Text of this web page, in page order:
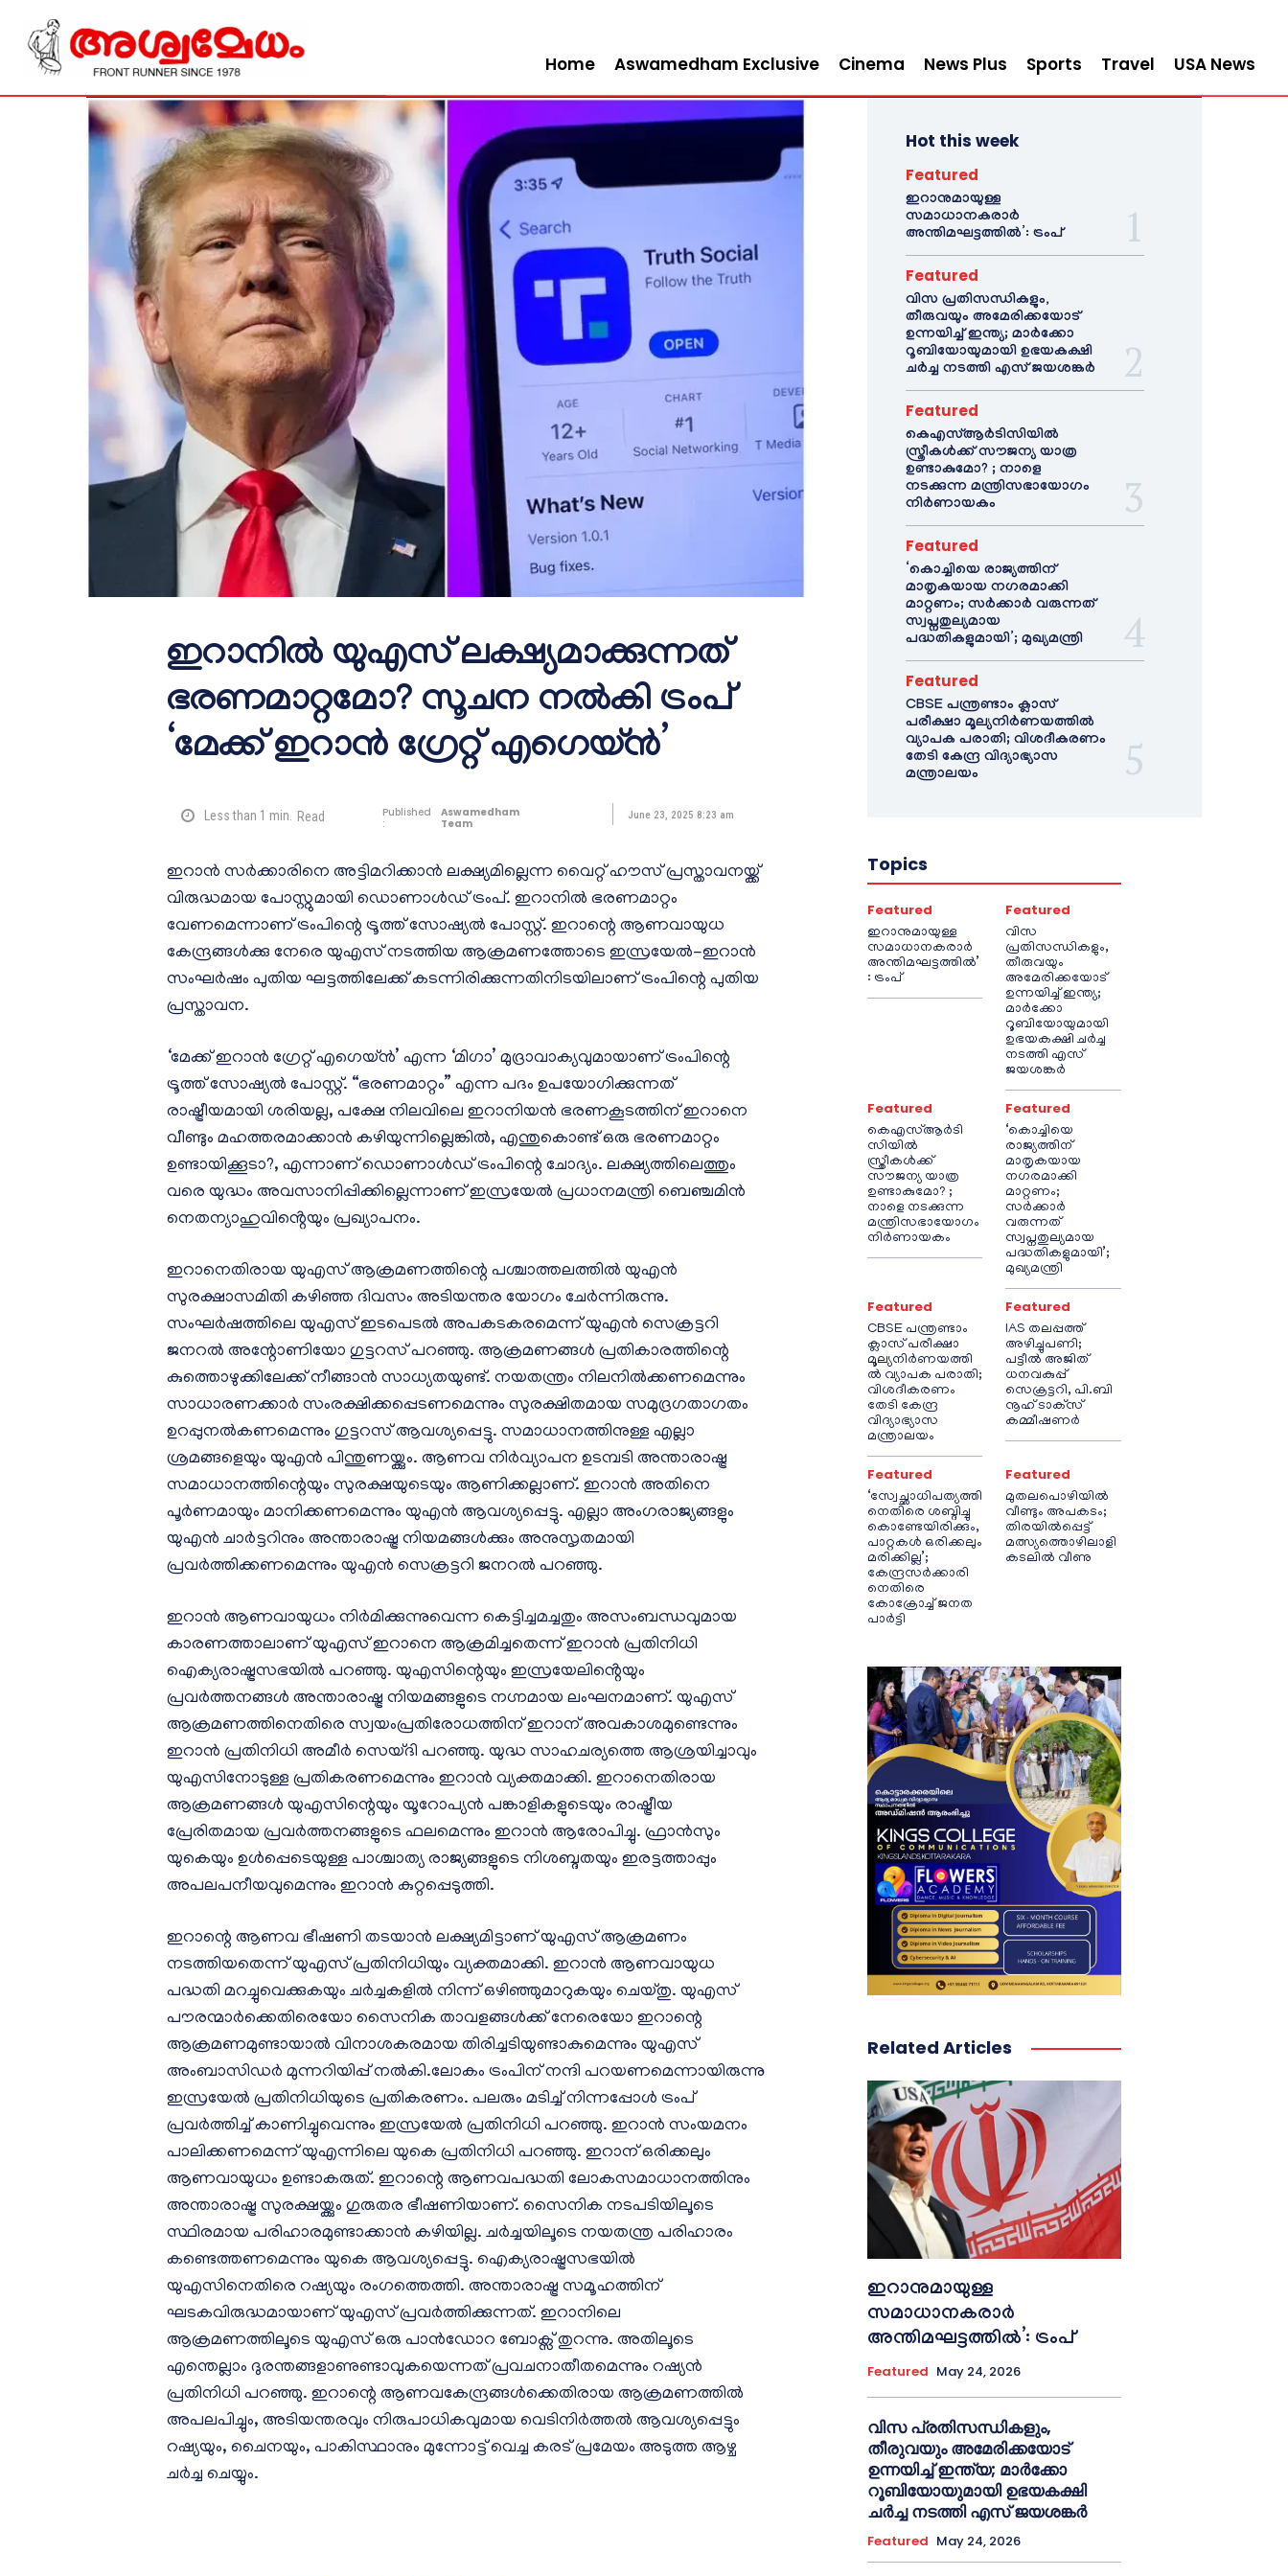
Home Aswamedham Exclusive Cinema News Plus Sports Travel USA News
ഇറാനില്‍ യുഎസ് ലക്ഷ്യമാക്കുന്നത്
ഭരണമാറ്റമോ? സൂചന നല്‍കി ട്രംപ്
‘മേക്ക് ഇറാൻ ഗ്രേറ്റ് എഗെയ്ൻ’
Less than 1 min. Read
Published
:
Aswamedham
Team
June 23, 2025 8:23 am
ഇറാൻ സർക്കാരിനെ അട്ടിമറിക്കാൻ ലക്ഷ്യമില്ലെന്ന വൈറ്റ് ഹൗസ് പ്രസ്താവനയ്ക്ക്
വിരുദ്ധമായ പോസ്റ്റുമായി ഡൊണാൾഡ് ട്രംപ്. ഇറാനിൽ ഭരണമാറ്റം
വേണമെന്നാണ് ട്രംപിന്റെ ട്രൂത്ത് സോഷ്യൽ പോസ്റ്റ്. ഇറാന്റെ ആണവായുധ
കേന്ദ്രങ്ങള്‍ക്കു നേരെ യുഎസ് നടത്തിയ ആക്രമണത്തോടെ ഇസ്രയേല്‍-ഇറാന്‍
സംഘര്‍ഷം പുതിയ ഘട്ടത്തിലേക്ക് കടന്നിരിക്കുന്നതിനിടയിലാണ് ട്രംപിന്റെ പുതിയ
പ്രസ്താവന.
‘മേക്ക് ഇറാൻ ഗ്രേറ്റ് എഗെയ്ൻ’ എന്ന ‘മിഗാ’ മുദ്രാവാക്യവുമായാണ് ട്രംപിന്റെ
ട്രൂത്ത് സോഷ്യൽ പോസ്റ്റ്. “ഭരണമാറ്റം” എന്ന പദം ഉപയോഗിക്കുന്നത്
രാഷ്ട്രീയമായി ശരിയല്ല, പക്ഷേ നിലവിലെ ഇറാനിയൻ ഭരണകൂടത്തിന് ഇറാനെ
വീണ്ടും മഹത്തരമാക്കാൻ കഴിയുന്നില്ലെങ്കിൽ, എന്തുകൊണ്ട് ഒരു ഭരണമാറ്റം
ഉണ്ടായിക്കൂടാ?, എന്നാണ് ഡൊണാള്‍ഡ് ട്രംപിന്റെ ചോദ്യം. ലക്ഷ്യത്തിലെത്തും
വരെ യുദ്ധം അവസാനിപ്പിക്കില്ലെന്നാണ് ഇസ്രയേൽ പ്രധാനമന്ത്രി ബെഞ്ചമിൻ
നെതന്യാഹുവിൻ്റെയും പ്രഖ്യാപനം.
ഇറാനെതിരായ യുഎസ് ആക്രമണത്തിന്റെ പശ്ചാത്തലത്തിൽ യുഎൻ
സുരക്ഷാസമിതി കഴിഞ്ഞ ദിവസം അടിയന്തര യോഗം ചേർന്നിരുന്നു.
സംഘർഷത്തിലെ യുഎസ് ഇടപെടൽ അപകടകരമെന്ന് യുഎൻ സെക്രട്ടറി
ജനറൽ അന്റോണിയോ ഗുട്ടറസ് പറഞ്ഞു. ആക്രമണങ്ങൾ പ്രതികാരത്തിന്റെ
കുത്തൊഴുക്കിലേക്ക് നീങ്ങാൻ സാധ്യതയുണ്ട്. നയതന്ത്രം നിലനിൽക്കണമെന്നും
സാധാരണക്കാർ സംരക്ഷിക്കപ്പെടണമെന്നും സുരക്ഷിതമായ സമുദ്രഗതാഗതം
ഉറപ്പുനൽകണമെന്നും ഗുട്ടറസ് ആവശ്യപ്പെട്ടു. സമാധാനത്തിനുള്ള എല്ലാ
ശ്രമങ്ങളെയും യുഎൻ പിന്തുണയ്ക്കും. ആണവ നിർവ്യാപന ഉടമ്പടി അന്താരാഷ്ട്ര
സമാധാനത്തിന്റെയും സുരക്ഷയുടെയും ആണിക്കല്ലാണ്. ഇറാൻ അതിനെ
പൂർണമായും മാനിക്കണമെന്നും യുഎൻ ആവശ്യപ്പെട്ടു. എല്ലാ അംഗരാജ്യങ്ങളും
യുഎൻ ചാർട്ടറിനും അന്താരാഷ്ട്ര നിയമങ്ങൾക്കും അനുസൃതമായി
പ്രവർത്തിക്കണമെന്നും യുഎൻ സെക്രട്ടറി ജനറൽ പറഞ്ഞു.
ഇറാൻ ആണവായുധം നിർമിക്കുന്നുവെന്ന കെട്ടിച്ചമച്ചതും അസംബന്ധവുമായ
കാരണത്താലാണ് യുഎസ് ഇറാനെ ആക്രമിച്ചതെന്ന് ഇറാൻ പ്രതിനിധി
ഐക്യരാഷ്ട്രസഭയിൽ പറഞ്ഞു. യുഎസിന്റെയും ഇസ്രയേലിൻ്റെയും
പ്രവർത്തനങ്ങൾ അന്താരാഷ്ട്ര നിയമങ്ങളുടെ നഗ്നമായ ലംഘനമാണ്. യുഎസ്
ആക്രമണത്തിനെതിരെ സ്വയംപ്രതിരോധത്തിന് ഇറാന് അവകാശമുണ്ടെന്നും
ഇറാൻ പ്രതിനിധി അമീർ സെയ്ദി പറഞ്ഞു. യുദ്ധ സാഹചര്യത്തെ ആശ്രയിച്ചാവും
യുഎസിനോടുള്ള പ്രതികരണമെന്നും ഇറാൻ വ്യക്തമാക്കി. ഇറാനെതിരായ
ആക്രമണങ്ങൾ യുഎസിന്റെയും യൂറോപ്യൻ പങ്കാളികളുടെയും രാഷ്ട്രീയ
പ്രേരിതമായ പ്രവർത്തനങ്ങളുടെ ഫലമെന്നും ഇറാൻ ആരോപിച്ചു. ഫ്രാൻസും
യുകെയും ഉൾപ്പെടെയുള്ള പാശ്ചാത്യ രാജ്യങ്ങളുടെ നിശബ്ദതയും ഇരട്ടത്താപ്പും
അപലപനീയവുമെന്നും ഇറാൻ കുറ്റപ്പെടുത്തി.
ഇറാന്റെ ആണവ ഭീഷണി തടയാൻ ലക്ഷ്യമിട്ടാണ് യുഎസ് ആക്രമണം
നടത്തിയതെന്ന് യുഎസ് പ്രതിനിധിയും വ്യക്തമാക്കി. ഇറാൻ ആണവായുധ
പദ്ധതി മറച്ചുവെക്കുകയും ചർച്ചകളിൽ നിന്ന് ഒഴിഞ്ഞുമാറുകയും ചെയ്തു. യുഎസ്
പൗരന്മാർക്കെതിരെയോ സൈനിക താവളങ്ങൾക്ക് നേരെയോ ഇറാന്റെ
ആക്രമണമുണ്ടായാൽ വിനാശകരമായ തിരിച്ചടിയുണ്ടാകുമെന്നും യുഎസ്
അംബാസിഡർ മുന്നറിയിപ്പ് നൽകി.ലോകം ട്രംപിന് നന്ദി പറയണമെന്നായിരുന്നു
ഇസ്രയേൽ പ്രതിനിധിയുടെ പ്രതികരണം. പലരും മടിച്ച് നിന്നപ്പോൾ ട്രംപ്
പ്രവർത്തിച്ച് കാണിച്ചുവെന്നും ഇസ്രയേൽ പ്രതിനിധി പറഞ്ഞു. ഇറാൻ സംയമനം
പാലിക്കണമെന്ന് യുഎന്നിലെ യുകെ പ്രതിനിധി പറഞ്ഞു. ഇറാന് ഒരിക്കലും
ആണവായുധം ഉണ്ടാകരുത്. ഇറാന്റെ ആണവപദ്ധതി ലോകസമാധാനത്തിനും
അന്താരാഷ്ട്ര സുരക്ഷയ്ക്കും ഗുരുതര ഭീഷണിയാണ്. സൈനിക നടപടിയിലൂടെ
സ്ഥിരമായ പരിഹാരമുണ്ടാക്കാൻ കഴിയില്ല. ചർച്ചയിലൂടെ നയതന്ത്ര പരിഹാരം
കണ്ടെത്തണമെന്നും യുകെ ആവശ്യപ്പെട്ടു. ഐക്യരാഷ്ട്രസഭയിൽ
യുഎസിനെതിരെ റഷ്യയും രംഗത്തെത്തി. അന്താരാഷ്ട്ര സമൂഹത്തിന്
ഘടകവിരുദ്ധമായാണ് യുഎസ് പ്രവർത്തിക്കുന്നത്. ഇറാനിലെ
ആക്രമണത്തിലൂടെ യുഎസ് ഒരു പാൻഡോറ ബോക്സ് തുറന്നു. അതിലൂടെ
എന്തെല്ലാം ദുരന്തങ്ങളാണുണ്ടാവുകയെന്നത് പ്രവചനാതീതമെന്നും റഷ്യൻ
പ്രതിനിധി പറഞ്ഞു. ഇറാന്റെ ആണവകേന്ദ്രങ്ങൾക്കെതിരായ ആക്രമണത്തിൽ
അപലപിച്ചും, അടിയന്തരവും നിരുപാധികവുമായ വെടിനിർത്തൽ ആവശ്യപ്പെട്ടും
റഷ്യയും, ചൈനയും, പാകിസ്ഥാനും മുന്നോട്ട് വെച്ച കരട് പ്രമേയം അടുത്ത ആഴ്ച
ചർച്ച ചെയ്യും.
Hot this week
Featured
ഇറാനുമായുള്ള
സമാധാനകരാർ
അന്തിമഘട്ടത്തിൽ‌’: ട്രംപ്
Featured
വിസ പ്രതിസന്ധികളും,
തീരുവയും അമേരിക്കയോട്
ഉന്നയിച്ച് ഇന്ത്യ; മാർക്കോ
റൂബിയോയുമായി ഉഭയകക്ഷി
ചർച്ച നടത്തി എസ് ജയശങ്കർ
Featured
കെഎസ്ആർടിസിയിൽ
സ്ത്രീകൾക്ക് സൗജന്യ യാത്ര
ഉണ്ടാകുമോ? ; നാളെ
നടക്കുന്ന മന്ത്രിസഭായോഗം
നിർണായകം
Featured
‘കൊച്ചിയെ രാജ്യത്തിന്
മാതൃകയായ നഗരമാക്കി
മാറ്റണം; സർക്കാർ വരുന്നത്
സ്വപ്നതുല്യമായ
പദ്ധതികളുമായി’; മുഖ്യമന്ത്രി
Featured
CBSE പന്ത്രണ്ടാം ക്ലാസ്
പരീക്ഷാ മൂല്യനിർണയത്തിൽ
വ്യാപക പരാതി; വിശദീകരണം
തേടി കേന്ദ്ര വിദ്യാഭ്യാസ
മന്ത്രാലയം
Topics
Featured
ഇറാനുമായുള്ള
സമാധാനകരാർ
അന്തിമഘട്ടത്തിൽ‌’
: ട്രംപ്
Featured
വിസ
പ്രതിസന്ധികളും,
തീരുവയും
അമേരിക്കയോട്
ഉന്നയിച്ച് ഇന്ത്യ;
മാർക്കോ
റൂബിയോയുമായി
ഉഭയകക്ഷി ചർച്ച
നടത്തി എസ്
ജയശങ്കർ
Featured
കെഎസ്ആർടി
സിയിൽ
സ്ത്രീകൾക്ക്
സൗജന്യ യാത്ര
ഉണ്ടാകുമോ? ;
നാളെ നടക്കുന്ന
മന്ത്രിസഭായോഗം
നിർണായകം
Featured
‘കൊച്ചിയെ
രാജ്യത്തിന്
മാതൃകയായ
നഗരമാക്കി
മാറ്റണം;
സർക്കാർ
വരുന്നത്
സ്വപ്നതുല്യമായ
പദ്ധതികളുമായി’;
മുഖ്യമന്ത്രി
Featured
CBSE പന്ത്രണ്ടാം
ക്ലാസ് പരീക്ഷാ
മൂല്യനിർണയത്തി
ൽ വ്യാപക പരാതി;
വിശദീകരണം
തേടി കേന്ദ്ര
വിദ്യാഭ്യാസ
മന്ത്രാലയം
Featured
IAS തലപ്പത്ത്
അഴിച്ചുപണി;
പട്ടീല്‍ അജിത്
ധനവകുപ്പ്
സെക്രട്ടറി, പി.ബി
നൂഹ് ടാക്‌സ്
കമ്മീഷണര്‍
Featured
‘സ്വേച്ഛാധിപത്യത്തി
നെതിരെ ശബ്ദിച്ചു
കൊണ്ടേയിരിക്കും,
പാറ്റകൾ ഒരിക്കലും
മരിക്കില്ല’;
കേന്ദ്രസർക്കാരി
നെതിരെ
കോക്രോച്ച് ജനത
പാർട്ടി
Featured
മുതലപൊഴിയിൽ
വീണ്ടും അപകടം;
തിരയിൽപ്പെട്ട്
മത്സ്യത്തൊഴിലാളി
കടലിൽ വീണു
Related Articles
ഇറാനുമായുള്ള
സമാധാനകരാർ
അന്തിമഘട്ടത്തിൽ‌’: ട്രംപ്
Featured May 24, 2026
വിസ പ്രതിസന്ധികളും,
തീരുവയും അമേരിക്കയോട്
ഉന്നയിച്ച് ഇന്ത്യ; മാർക്കോ
റൂബിയോയുമായി ഉഭയകക്ഷി
ചർച്ച നടത്തി എസ് ജയശങ്കർ
Featured May 24, 2026